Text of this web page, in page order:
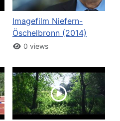
Imagefilm Niefern-
Öschelbronn (2014)
0 views